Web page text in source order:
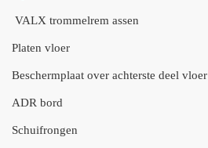
VALX trommelrem assen
Platen vloer
Beschermplaat over achterste deel vloer
ADR bord
Schuifrongen